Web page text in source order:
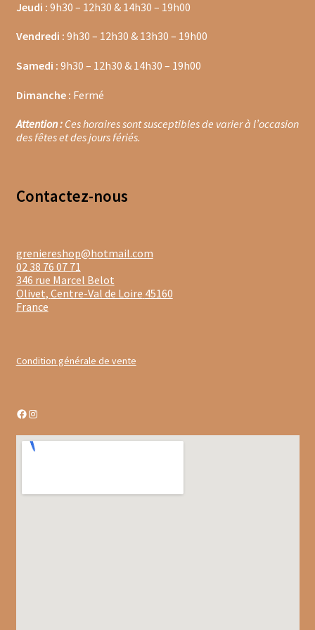
Moulins à poivre
Sels
Moulins à sel
Boissons sans alcools
Sirops
Gourmandises salées
Biscuits de chambord
Insectes comestibles
Gourmandises sucrées
Jeudi : 9h30 – 12h30 & 14h30 – 19h00
Vendredi : 9h30 – 12h30 & 13h30 – 19h00
Samedi : 9h30 – 12h30 & 14h30 – 19h00
Dimanche : Fermé
Attention :Ces horaires sont susceptibles de varier à l’occasion
des fêtes et des jours fériés.
Contactez-nous
greniereshop@hotmail.com
02 38 76 07 71
346 rue Marcel Belot
Olivet, Centre-Val de Loire 45160
France
Condition générale de vente
Facebook
Instagram